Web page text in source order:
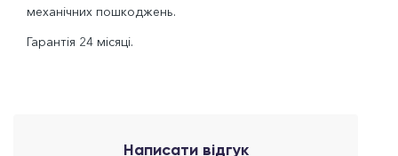
механічних пошкоджень.
Гарантія 24 місяці.
Написати відгук